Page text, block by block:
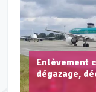
Enlèvement
dégazage,